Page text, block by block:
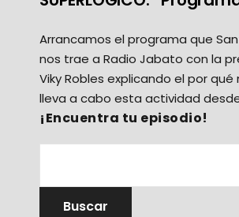
Arrancamos el programa que
nos trae a Radio Jabato con la
Viky Robles explicando el por qué
lleva a cabo esta actividad
¡Encuentra tu episodio!